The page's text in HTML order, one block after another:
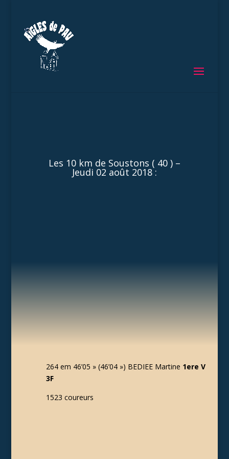
Les 10 km de Soustons ( 40 ) –
Jeudi 02 août 2018 :
264 em 46’05 » (46’04 ») BEDIEE Martine 1ere V
3F
1523 coureurs